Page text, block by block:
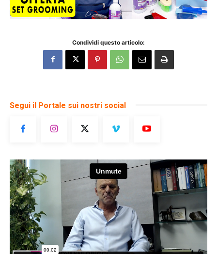
Condividi questo articolo:
Segui il Portale sui nostri social